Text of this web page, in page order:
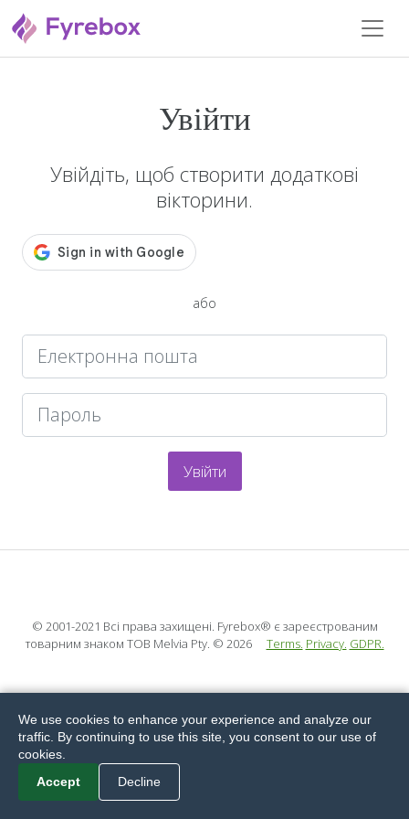
Увійти
Увійдіть, щоб створити додаткові
вікторини.
або
Увійти
© 2001-2021 Всі права захищені. Fyrebox® є зареєстрованим
товарним знаком ТОВ Melvia Pty. © 2026 Terms. Privacy. GDPR.
We use cookies to enhance your experience and analyze our
traffic. By continuing to use this site, you consent to our use of
cookies.
Accept
Decline